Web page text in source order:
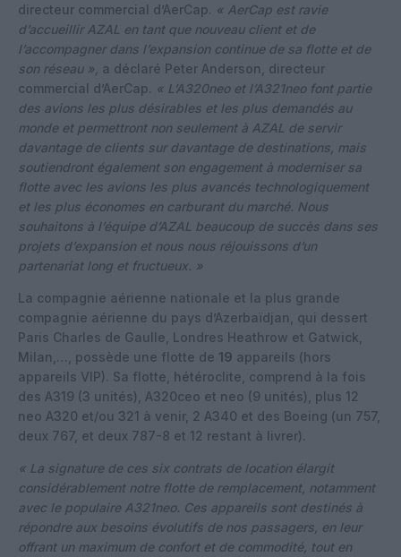
directeur commercial d’AerCap. « AerCap est ravie
d’accueillir AZAL en tant que nouveau client et de
l’accompagner dans l’expansion continue de sa flotte et de
son réseau », a déclaré Peter Anderson, directeur
commercial d’AerCap. « L’A320neo et l’A321neo font partie
des avions les plus désirables et les plus demandés au
monde et permettront non seulement à AZAL de servir
davantage de clients sur davantage de destinations, mais
soutiendront également son engagement à moderniser sa
flotte avec les avions les plus avancés technologiquement
et les plus économes en carburant du marché. Nous
souhaitons à l’équipe d’AZAL beaucoup de succès dans ses
projets d’expansion et nous nous réjouissons d’un
partenariat long et fructueux. »
La compagnie aérienne nationale et la plus grande
compagnie aérienne du pays d’Azerbaïdjan, qui dessert
Paris Charles de Gaulle, Londres Heathrow et Gatwick,
Milan,…, possède une flotte de 19 appareils (hors
appareils VIP). Sa flotte, hétéroclite, comprend à la fois
des A319 (3 unités), A320ceo et neo (9 unités), plus 12
neo A320 et/ou 321 à venir, 2 A340 et des Boeing (un 757,
deux 767, et deux 787-8 et 12 restant à livrer).
« La signature de ces six contrats de location élargit
considérablement notre flotte de remplacement, notamment
avec le populaire A321neo. Ces appareils sont destinés à
répondre aux besoins évolutifs de nos passagers, en leur
offrant un maximum de confort et de commodité, tout en